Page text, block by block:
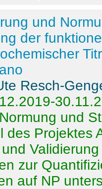
und
der
Resch-
und
des Projektes
zur
auf NP